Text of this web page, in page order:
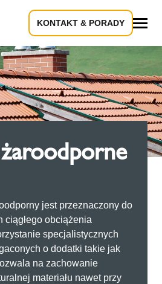
KONTAKT & PORADY
jest przeznaczony do
ciągłego obciążenia
specjalistycznych
o dodatki takie jak
na zachowanie
materiału nawet przy